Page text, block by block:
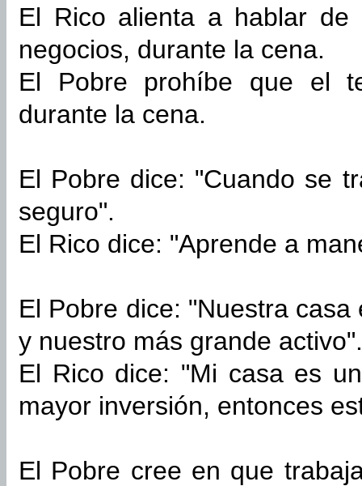
El Rico alienta a hablar
negocios, durante la cena.
El Pobre prohíbe que el
durante la cena.
El Pobre dice: "Cuando se
seguro".
El Rico dice: "Aprende a
El Pobre dice: "Nuestra
y nuestro más grande activo".
El Rico dice: "Mi casa es
mayor inversión, entonces
El Pobre cree en que